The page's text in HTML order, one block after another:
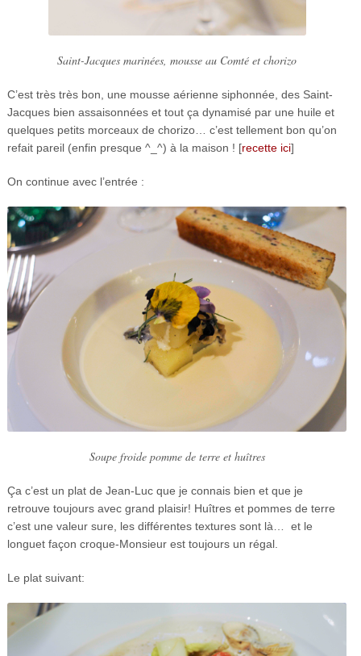
Saint-Jacques marinées, mousse au Comté et chorizo
C’est très très bon, une mousse aérienne siphonnée, des Saint-
Jacques bien assaisonnées et tout ça dynamisé par une huile et
quelques petits morceaux de chorizo… c’est tellement bon qu’on
refait pareil (enfin presque ^_^) à la maison ! [recette ici]
On continue avec l’entrée :
Soupe froide pomme de terre et huîtres
Ça c’est un plat de Jean-Luc que je connais bien et que je
retrouve toujours avec grand plaisir! Huîtres et pommes de terre
c’est une valeur sure, les différentes textures sont là… et le
longuet façon croque-Monsieur est toujours un régal.
Le plat suivant: